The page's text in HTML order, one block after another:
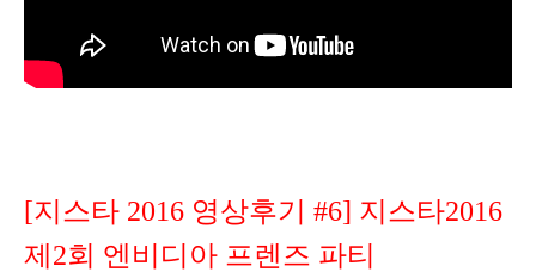
[지스타 2016 영상후기 #6] 지스타2016
제2회 엔비디아 프렌즈 파티